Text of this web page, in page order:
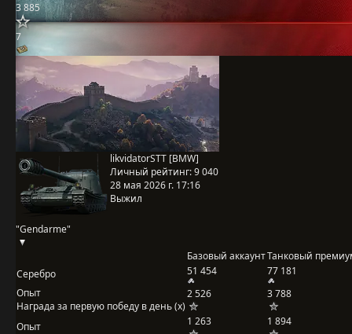
3 885
7
"Gendarme"
likvidatorSTT [BMW]
Личный рейтинг:9 040
28 мая 2026 г. 17:16
Выжил
Базовый аккаунтТанковый
Серебро
51 454
77 181
Опыт
Награда за первую победу в день (x)
2 526 3 788
Опыт 1 263
1 894